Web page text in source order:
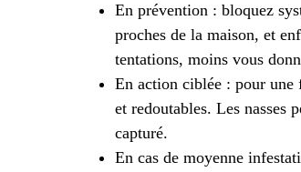
En prévention : bloquez
proches de la maison, et
tentations, moins vous
En action ciblée : pour une
et redoutables. Les nasses
capturé.
En cas de moyenne